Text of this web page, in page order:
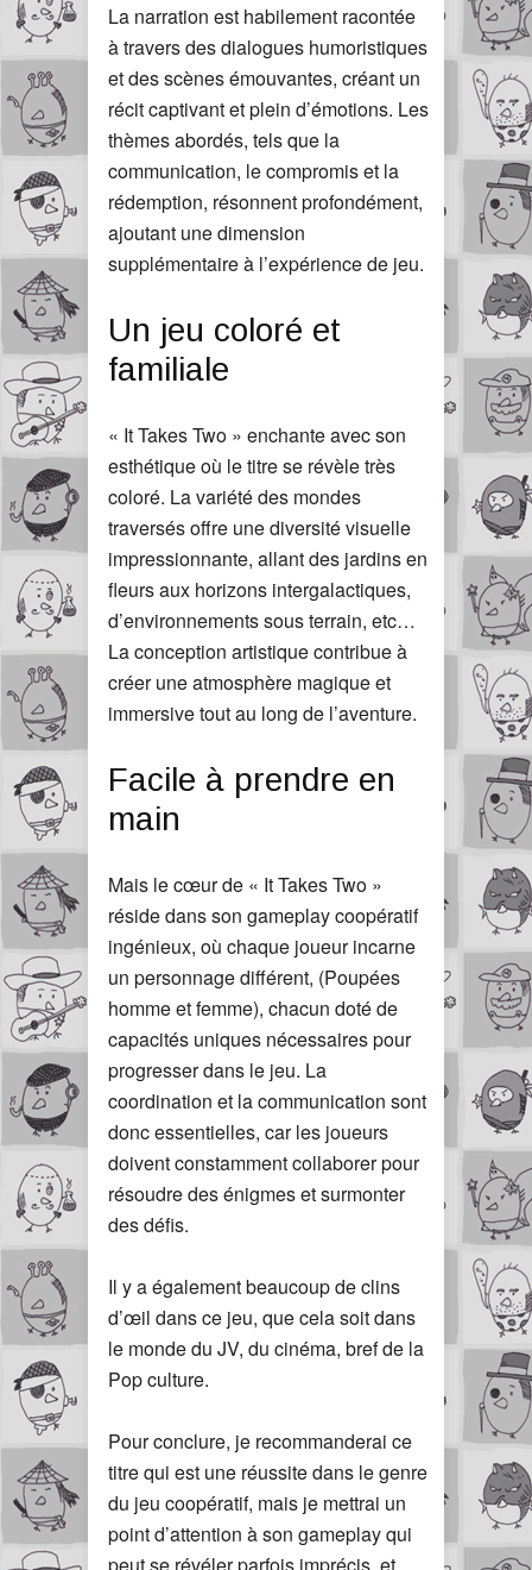
La narration est habilement racontée
à travers des dialogues humoristiques
et des scènes émouvantes, créant un
récit captivant et plein d’émotions. Les
thèmes abordés, tels que la
communication, le compromis et la
rédemption, résonnent profondément,
ajoutant une dimension
supplémentaire à l’expérience de jeu.
Un jeu coloré et
familiale
« It Takes Two » enchante avec son
esthétique où le titre se révèle très
coloré. La variété des mondes
traversés offre une diversité visuelle
impressionnante, allant des jardins en
fleurs aux horizons intergalactiques,
d’environnements sous terrain, etc…
La conception artistique contribue à
créer une atmosphère magique et
immersive tout au long de l’aventure.
Facile à prendre en
main
Mais le cœur de « It Takes Two »
réside dans son gameplay coopératif
ingénieux, où chaque joueur incarne
un personnage différent, (Poupées
homme et femme), chacun doté de
capacités uniques nécessaires pour
progresser dans le jeu. La
coordination et la communication sont
donc essentielles, car les joueurs
doivent constamment collaborer pour
résoudre des énigmes et surmonter
des défis.
Il y a également beaucoup de clins
d’œil dans ce jeu, que cela soit dans
le monde du JV, du cinéma, bref de la
Pop culture.
Pour conclure, je recommanderai ce
titre qui est une réussite dans le genre
du jeu coopératif, mais je mettrai un
point d’attention à son gameplay qui
peut se révéler parfois imprécis, et